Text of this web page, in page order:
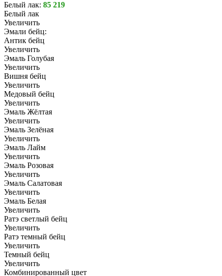
Белый лак: 85 219
Белый лак
Увеличить
Эмали бейц:
Антик бейц
Увеличить
Эмаль Голубая
Увеличить
Вишня бейц
Увеличить
Медовый бейц
Увеличить
Эмаль Жёлтая
Увеличить
Эмаль Зелёная
Увеличить
Эмаль Лайм
Увеличить
Эмаль Розовая
Увеличить
Эмаль Салатовая
Увеличить
Эмаль Белая
Увеличить
Ратэ светлый бейц
Увеличить
Ратэ темный бейц
Увеличить
Темный бейц
Увеличить
Комбинированный цвет